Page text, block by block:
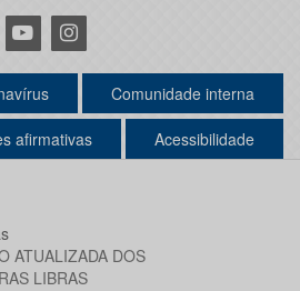
YoutubeInstagram
Comunidade interna
afirmativas Acessibilidade
ATUALIZADA DOS
LIBRAS